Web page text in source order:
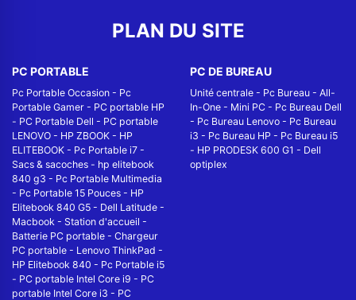
PLAN DU SITE
PC PORTABLE
Pc Portable Occasion - Pc
Portable Gamer - PC portable HP
- PC Portable Dell - PC portable
LENOVO - HP ZBOOK - HP
ELITEBOOK - Pc Portable i7 -
Sacs & sacoches - hp elitebook
840 g3 - Pc Portable Multimedia
- Pc Portable 15 Pouces - HP
Elitebook 840 G5 - Dell Latitude -
Macbook - Station d'accueil -
Batterie PC portable - Chargeur
PC portable - Lenovo ThinkPad -
HP Elitebook 840 - Pc Portable i5
- PC portable Intel Core i9 - PC
portable Intel Core i3 - PC
PC DE BUREAU
Unité centrale - Pc Bureau - All-
In-One - Mini PC - Pc Bureau Dell
- Pc Bureau Lenovo - Pc Bureau
i3 - Pc Bureau HP - Pc Bureau i5
- HP PRODESK 600 G1 - Dell
optiplex